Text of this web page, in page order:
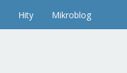
Hity Mikroblog